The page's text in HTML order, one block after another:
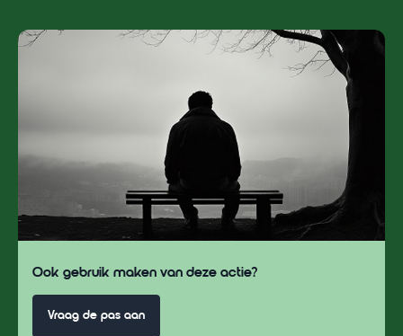
Ook gebruik maken van deze actie?
Vraag de pas aan